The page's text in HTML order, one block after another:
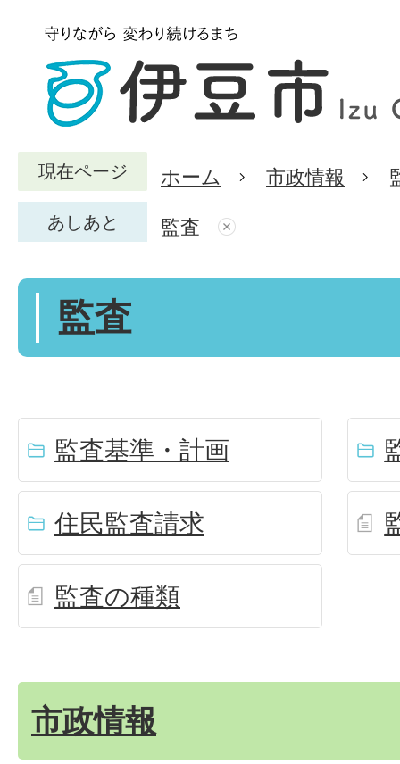
現在ページ ホーム 市政情報
あしあと 監査
監査
監査基準・計画
住民監査請求
監査の種類
市政情報